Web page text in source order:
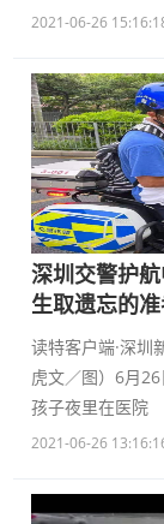
2021-06-26
深圳交警护
生取遗忘的
读特客户端·深圳
虎文／图）6月
孩子夜里在医院
2021-06-26